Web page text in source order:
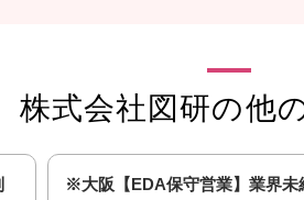
株式会社図研の他
※大阪【EDA保守営業】業界未